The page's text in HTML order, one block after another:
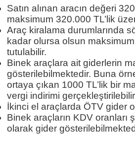
Satın alınan aracın değeri
maksimum 320.000 TL’lik
Araç kiralama durumlarında
kadar olursa olsun
tutulabilir.
Binek araçlara ait giderlerin
gösterilebilmektedir. Buna
ortaya çıkan 1000 TL’lik bir
vergi indirimi
İkinci el araçlarda ÖTV gider
Binek araçların KDV oranları
olarak gider